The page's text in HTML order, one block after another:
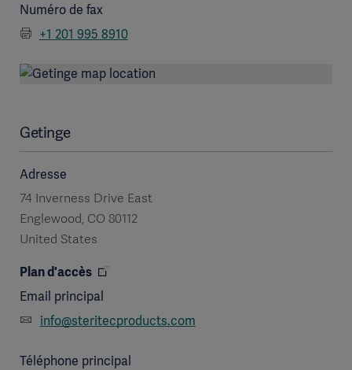
Numéro de fax
+1 201 995 8910
Getinge
Adresse
74 Inverness Drive East
Englewood, CO 80112
United States
Plan d'accès
Email principal
info@steritecproducts.com
Téléphone principal